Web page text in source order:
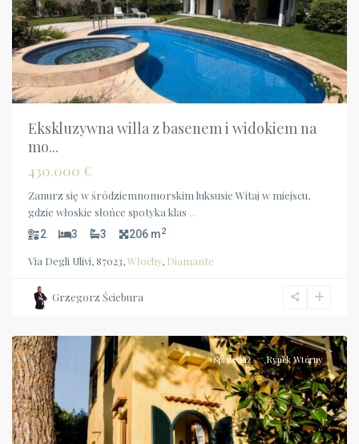
Ekskluzywna willa z basenem i widokiem na
mo...
430.000 €
Zanurz się w śródziemnomorskim luksusie Witaj w miejscu,
gdzie włoskie słońce spotyka klas ...
2 3 3 206 m2
Via Degli Ulivi, 87023,Włochy, Diamante
Grzegorz Ściebura
Calabria,
Sprzedaż Rynek Wtórny